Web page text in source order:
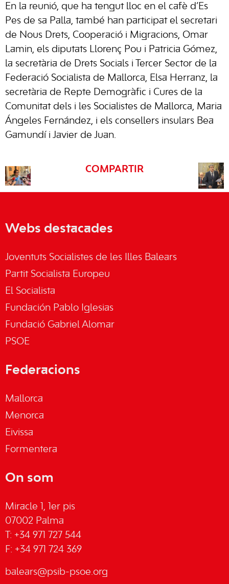
En la reunió, que ha tengut lloc en el cafè d’Es
Pes de sa Palla, també han participat el secretari
de Nous Drets, Cooperació i Migracions, Omar
Lamin, els diputats Llorenç Pou i Patricia Gómez,
la secretària de Drets Socials i Tercer Sector de la
Federació Socialista de Mallorca, Elsa Herranz, la
secretària de Repte Demogràfic i Cures de la
Comunitat dels i les Socialistes de Mallorca, Maria
Ángeles Fernández, i els consellers insulars Bea
Gamundí i Javier de Juan.
COMPARTIR
Webs destacades
Joventuts Socialistes de les Illes Balears
Partit Socialista Europeu
El Socialista
Fundación Pablo Iglesias
Fundació Gabriel Alomar
PSOE
Federacions
Mallorca
Menorca
Eivissa
Formentera
On som
Miracle 1, 1er pis
07002 Palma
T: +34 971 727 544
F: +34 971 724 369
balears@psib-psoe.org